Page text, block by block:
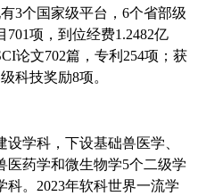
3个国家级平台， 6个省部级
701项，到位经费1.2482亿
论文702篇，专利 254项；获
科技奖励8项。
学科， 下设基础兽医学、
医药学和微生物学5个二级学
。 2023年软科世界一流学